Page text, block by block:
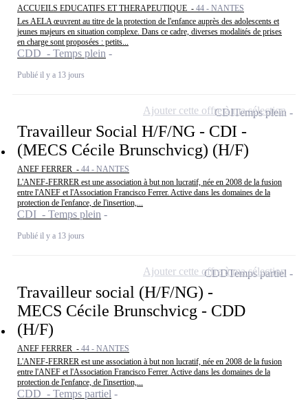
ACCUEILS EDUCATIFS ET THERAPEUTIQUE - 44 - NANTES
Les AELA œuvrent au titre de la protection de l'enfance auprès des adolescents et
jeunes majeurs en situation complexe. Dans ce cadre, diverses modalités de prises
en charge sont proposées : petits...
CDD - Temps plein
Publié il y a 13 jours
Travailleur Social H/F/NG - CDI -
(MECS Cécile Brunschvicg) (H/F)
ANEF FERRER - 44 - NANTES
L'ANEF-FERRER est une association à but non lucratif, née en 2008 de la fusion
entre l'ANEF et l'Association Francisco Ferrer. Active dans les domaines de la
protection de l'enfance, de l'insertion,...
CDI - Temps plein
Publié il y a 13 jours
CDITemps plein
Ajouter cette offre à ma sélection
Travailleur social (H/F/NG) -
MECS Cécile Brunschvicg - CDD
(H/F)
ANEF FERRER - 44 - NANTES
L'ANEF-FERRER est une association à but non lucratif, née en 2008 de la fusion
entre l'ANEF et l'Association Francisco Ferrer. Active dans les domaines de la
protection de l'enfance, de l'insertion,...
CDD - Temps partiel
CDDTemps partiel
Ajouter cette offre à ma sélection